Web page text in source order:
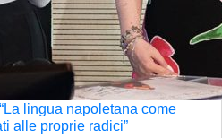
lingua napoletana come
alle proprie radici”